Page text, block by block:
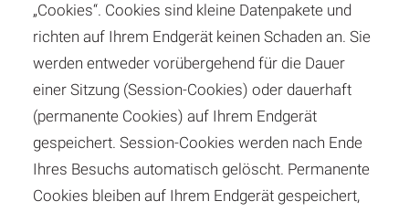
„Cookies“. Cookies sind kleine Datenpakete und
richten auf Ihrem Endgerät keinen Schaden an. Sie
werden entweder vorübergehend für die Dauer
einer Sitzung (Session-Cookies) oder dauerhaft
(permanente Cookies) auf Ihrem Endgerät
gespeichert. Session-Cookies werden nach Ende
Ihres Besuchs automatisch gelöscht. Permanente
Cookies bleiben auf Ihrem Endgerät gespeichert,